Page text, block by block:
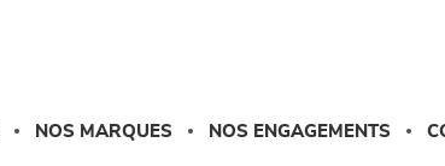
NOS MARQUES NOS ENGAGEMENTS